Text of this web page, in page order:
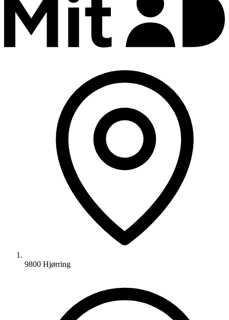
9800 Hjørring